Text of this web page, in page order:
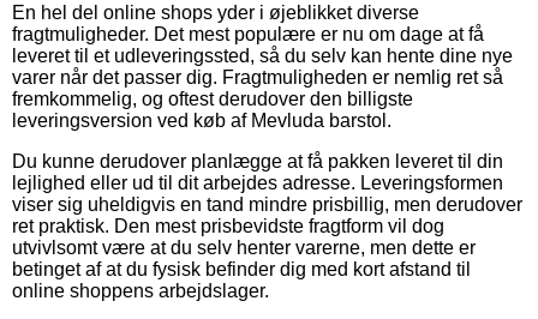
En hel del online shops yder i øjeblikket diverse
fragtmuligheder. Det mest populære er nu om dage at få
leveret til et udleveringssted, så du selv kan hente dine nye
varer når det passer dig. Fragtmuligheden er nemlig ret så
fremkommelig, og oftest derudover den billigste
leveringsversion ved køb af Mevluda barstol.
Du kunne derudover planlægge at få pakken leveret til din
lejlighed eller ud til dit arbejdes adresse. Leveringsformen
viser sig uheldigvis en tand mindre prisbillig, men derudover
ret praktisk. Den mest prisbevidste fragtform vil dog
utvivlsomt være at du selv henter varerne, men dette er
betinget af at du fysisk befinder dig med kort afstand til
online shoppens arbejdslager.